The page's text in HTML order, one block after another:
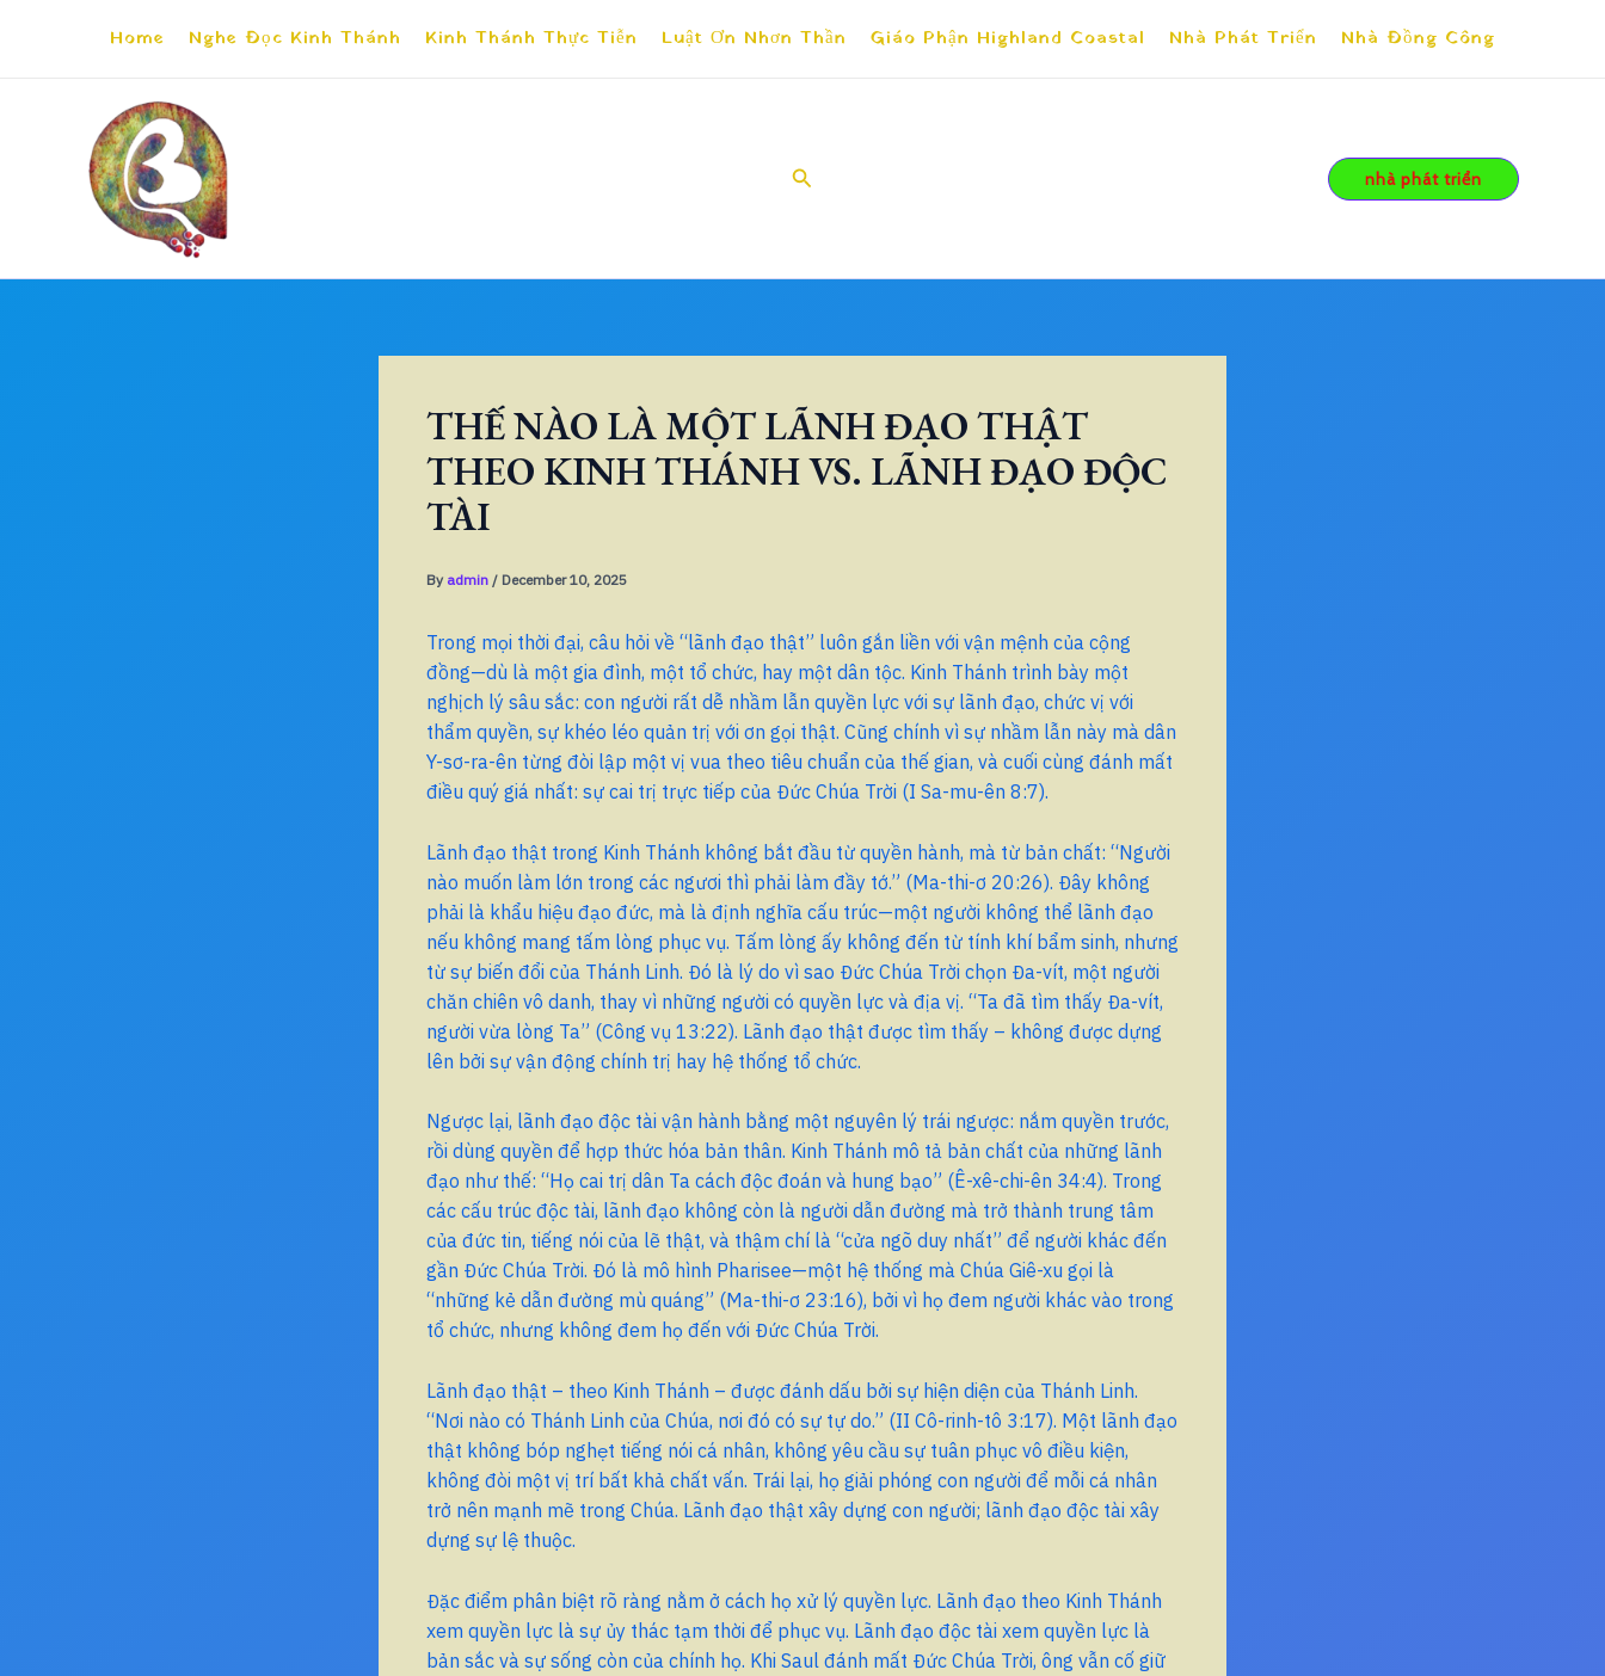
Home Nghe Đọc Kinh Thánh Kinh Thánh Thực Tiễn Luật Ơn Nhơn Thần Giáo Phận Highland Coastal Nhà Phát Triển Nhà Đồng Công
Search nhà phát triển
THẾ NÀO LÀ MỘT LÃNH ĐẠO THẬT
THEO KINH THÁNH VS. LÃNH ĐẠO ĐỘC
TÀI
By admin / December 10, 2025
Trong mọi thời đại, câu hỏi về “lãnh đạo thật” luôn gắn liền với vận mệnh của cộng
đồng—dù là một gia đình, một tổ chức, hay một dân tộc. Kinh Thánh trình bày một
nghịch lý sâu sắc: con người rất dễ nhầm lẫn quyền lực với sự lãnh đạo, chức vị với
thẩm quyền, sự khéo léo quản trị với ơn gọi thật. Cũng chính vì sự nhầm lẫn này mà dân
Y-sơ-ra-ên từng đòi lập một vị vua theo tiêu chuẩn của thế gian, và cuối cùng đánh mất
điều quý giá nhất: sự cai trị trực tiếp của Đức Chúa Trời (I Sa-mu-ên 8:7).
Lãnh đạo thật trong Kinh Thánh không bắt đầu từ quyền hành, mà từ bản chất: “Người
nào muốn làm lớn trong các ngươi thì phải làm đầy tớ.” (Ma-thi-ơ 20:26). Đây không
phải là khẩu hiệu đạo đức, mà là định nghĩa cấu trúc—một người không thể lãnh đạo
nếu không mang tấm lòng phục vụ. Tấm lòng ấy không đến từ tính khí bẩm sinh, nhưng
từ sự biến đổi của Thánh Linh. Đó là lý do vì sao Đức Chúa Trời chọn Đa-vít, một người
chăn chiên vô danh, thay vì những người có quyền lực và địa vị. “Ta đã tìm thấy Đa-vít,
người vừa lòng Ta” (Công vụ 13:22). Lãnh đạo thật được tìm thấy – không được dựng
lên bởi sự vận động chính trị hay hệ thống tổ chức.
Ngược lại, lãnh đạo độc tài vận hành bằng một nguyên lý trái ngược: nắm quyền trước,
rồi dùng quyền để hợp thức hóa bản thân. Kinh Thánh mô tả bản chất của những lãnh
đạo như thế: “Họ cai trị dân Ta cách độc đoán và hung bạo” (Ê-xê-chi-ên 34:4). Trong
các cấu trúc độc tài, lãnh đạo không còn là người dẫn đường mà trở thành trung tâm
của đức tin, tiếng nói của lẽ thật, và thậm chí là “cửa ngõ duy nhất” để người khác đến
gần Đức Chúa Trời. Đó là mô hình Pharisee—một hệ thống mà Chúa Giê-xu gọi là
“những kẻ dẫn đường mù quáng” (Ma-thi-ơ 23:16), bởi vì họ đem người khác vào trong
tổ chức, nhưng không đem họ đến với Đức Chúa Trời.
Lãnh đạo thật – theo Kinh Thánh – được đánh dấu bởi sự hiện diện của Thánh Linh.
“Nơi nào có Thánh Linh của Chúa, nơi đó có sự tự do.” (II Cô-rinh-tô 3:17). Một lãnh đạo
thật không bóp nghẹt tiếng nói cá nhân, không yêu cầu sự tuân phục vô điều kiện,
không đòi một vị trí bất khả chất vấn. Trái lại, họ giải phóng con người để mỗi cá nhân
trở nên mạnh mẽ trong Chúa. Lãnh đạo thật xây dựng con người; lãnh đạo độc tài xây
dựng sự lệ thuộc.
Đặc điểm phân biệt rõ ràng nằm ở cách họ xử lý quyền lực. Lãnh đạo theo Kinh Thánh
xem quyền lực là sự ủy thác tạm thời để phục vụ. Lãnh đạo độc tài xem quyền lực là
bản sắc và sự sống còn của chính họ. Khi Saul đánh mất Đức Chúa Trời, ông vẫn cố giữ